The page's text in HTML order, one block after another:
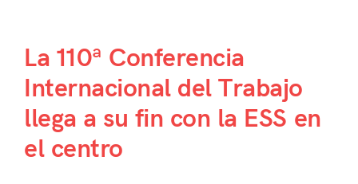
La 110ª Conferencia
Internacional del Trabajo
llega a su fin con la ESS en
el centro